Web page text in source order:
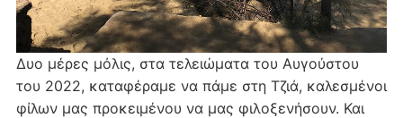
Δυο μέρες μόλις, στα τελειώματα του Αυγούστου
του 2022, καταφέραμε να πάμε στη Τζιά, καλεσμένοι
φίλων μας προκειμένου να μας φιλοξενήσουν. Και